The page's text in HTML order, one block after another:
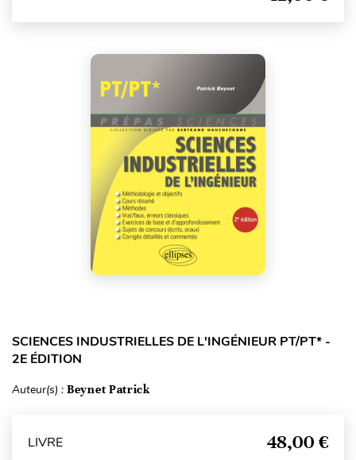
SCIENCES INDUSTRIELLES DE L'INGÉNIEUR PT/PT* -
2E ÉDITION
Auteur(s) : Beynet Patrick
LIVRE 48,00 €